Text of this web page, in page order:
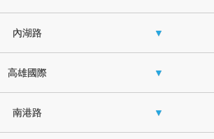
內湖路 ▼
高雄國際 ▼
南港路 ▼